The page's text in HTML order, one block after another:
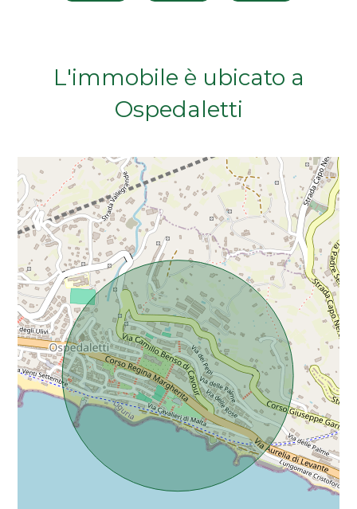
L'immobile è ubicato a
Ospedaletti
Da € 800.000 a € 1.000.000
Da € 2.000.000 a € 5.000.000
Da € 5.000.000 a € 10.000.000
Oltre € 10.000.000
Totale
mq